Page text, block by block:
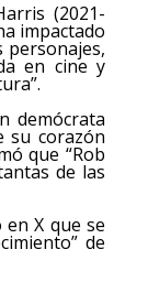
(2021-
impactado
personajes,
en cine y
demócrata
su corazón
que “Rob
de las
X que se
de